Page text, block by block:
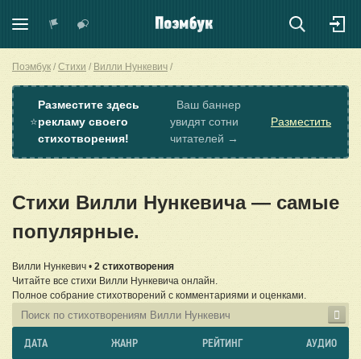
Поэмбук Стихи Вилли Нункевич
⭐
Разместите здесь
рекламу своего
стихотворения!
Ваш баннер
увидят сотни
читателей →
Разместить
Стихи Вилли Нункевича — самые
популярные.
Вилли Нункевич • 2 стихотворения
Читайте все стихи Вилли Нункевича онлайн.
Полное собрание стихотворений с комментариями и оценками.
ДАТА ЖАНР РЕЙТИНГ АУДИО